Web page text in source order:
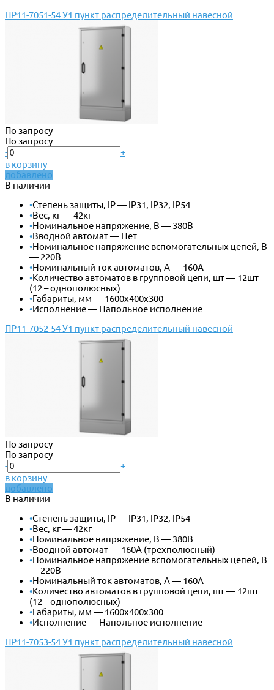
ПР11-7051-54 У1 пункт распределительный навесной
По запросу
По запросу
-
+
в корзину
добавлено
В наличии
•Степень защиты, IP — IP31, IP32, IP54
•Вес, кг — 42кг
•Номинальное напряжение, В — 380В
•Вводной автомат — Нет
•Номинальное напряжение вспомогательных цепей, В
— 220В
•Номинальный ток автоматов, А — 160А
•Количество автоматов в групповой цепи, шт — 12шт
(12 – однополюсных)
•Габариты, мм — 1600х400х300
•Исполнение — Напольное исполнение
ПР11-7052-54 У1 пункт распределительный навесной
По запросу
По запросу
-
+
в корзину
добавлено
В наличии
•Степень защиты, IP — IP31, IP32, IP54
•Вес, кг — 42кг
•Номинальное напряжение, В — 380В
•Вводной автомат — 160А (трехполюсный)
•Номинальное напряжение вспомогательных цепей, В
— 220В
•Номинальный ток автоматов, А — 160А
•Количество автоматов в групповой цепи, шт — 12шт
(12 – однополюсных)
•Габариты, мм — 1600х400х300
•Исполнение — Напольное исполнение
ПР11-7053-54 У1 пункт распределительный навесной